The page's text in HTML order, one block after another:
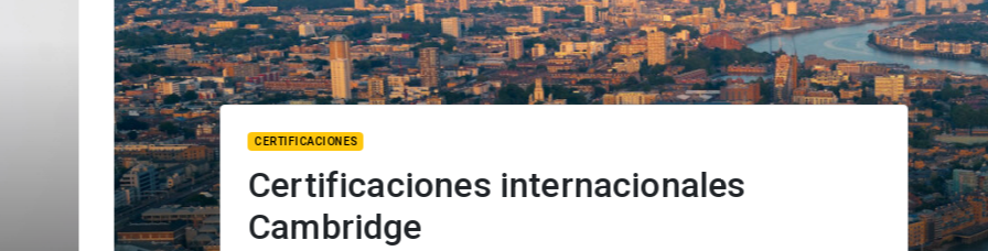
CERTIFICACIONES
Certificaciones internacionales
Cambridge